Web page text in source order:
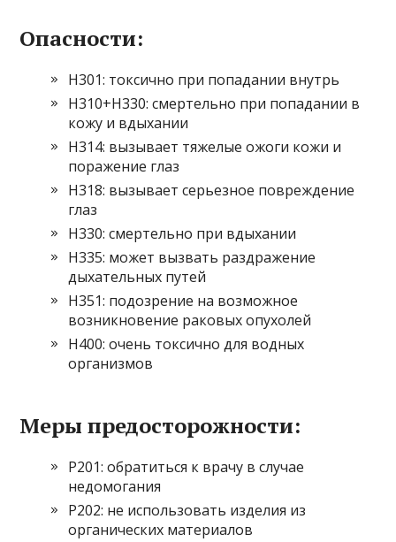
Опасности:
H301: токсично при попадании внутрь
H310+H330: смертельно при попадании в
кожу и вдыхании
H314: вызывает тяжелые ожоги кожи и
поражение глаз
H318: вызывает серьезное повреждение
глаз
H330: смертельно при вдыхании
H335: может вызвать раздражение
дыхательных путей
H351: подозрение на возможное
возникновение раковых опухолей
H400: очень токсично для водных
организмов
Меры предосторожности:
P201: обратиться к врачу в случае
недомогания
P202: не использовать изделия из
органических материалов